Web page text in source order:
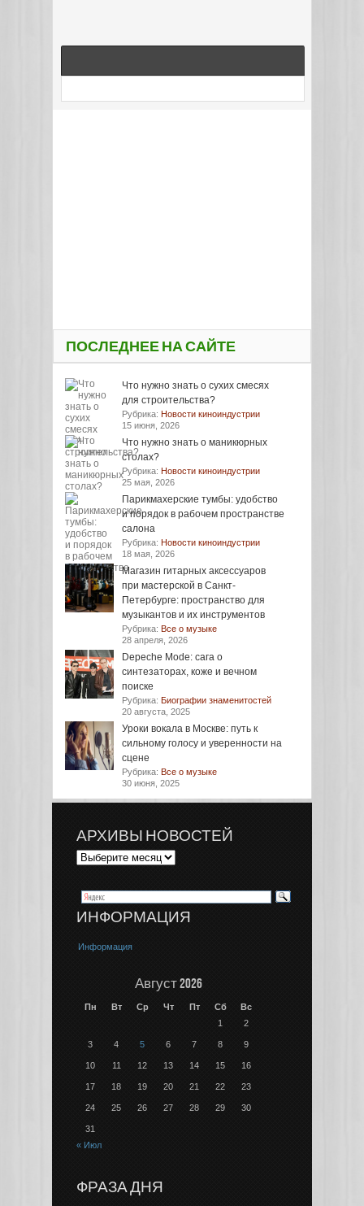
ПОСЛЕДНЕЕ НА САЙТЕ
Что нужно знать о сухих смесях
для строительства?
Рубрика: Новости киноиндустрии
15 июня, 2026
Что нужно знать о маникюрных
столах?
Рубрика: Новости киноиндустрии
25 мая, 2026
Парикмахерские тумбы: удобство
и порядок в рабочем пространстве
салона
Рубрика: Новости киноиндустрии
18 мая, 2026
Магазин гитарных аксессуаров
при мастерской в Санкт-
Петербурге: пространство для
музыкантов и их инструментов
Рубрика: Все о музыке
28 апреля, 2026
Depeche Mode: сага о
синтезаторах, коже и вечном
поиске
Рубрика: Биографии знаменитостей
20 августа, 2025
Уроки вокала в Москве: путь к
сильному голосу и уверенности на
сцене
Рубрика: Все о музыке
30 июня, 2025
АРХИВЫ НОВОСТЕЙ
ИНФОРМАЦИЯ
Информация
Август 2026
Пн Вт Ср Чт Пт Сб
Вс
1
2
3 4 5 6 7 8 9
10 11 12 13 14 15 16
17 18 19 20 21 22 23
24 25 26 27 28 29 30
31
« Июл
ФРАЗА ДНЯ